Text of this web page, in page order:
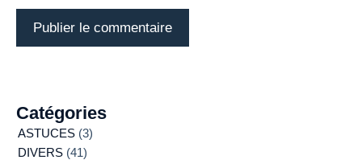
Catégories
ASTUCES(3)
DIVERS(41)